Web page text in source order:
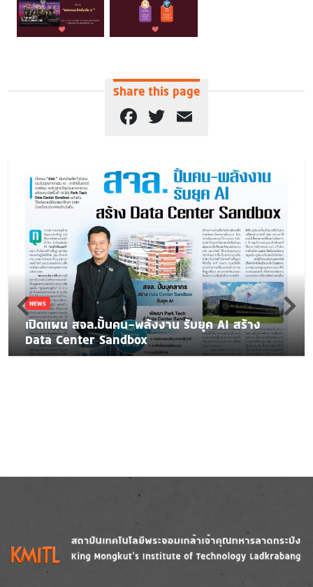
Share this page
Facebook
Twitter
NEWS
เปิดแผน สจล.ปั้นคน-พลังงาน รับยุค AI สร้าง
Data Center Sandbox
Image